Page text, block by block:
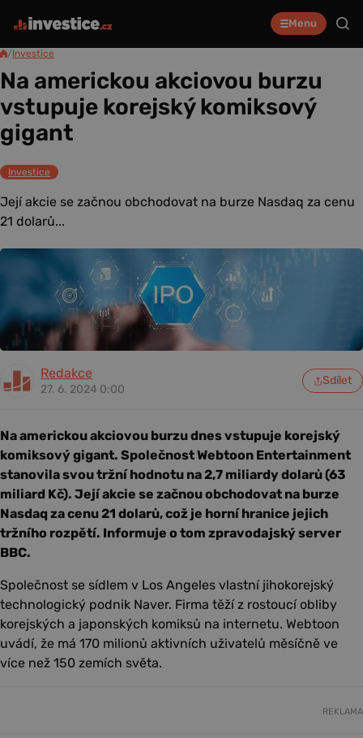
Menu
/Investice
Na americkou akciovou burzu
vstupuje korejský komiksový
gigant
Investice
Její akcie se začnou obchodovat na burze Nasdaq za cenu
21 dolarů...
Redakce
27. 6. 2024 0:00
Sdílet
Na americkou akciovou burzu dnes vstupuje korejský
komiksový gigant. Společnost Webtoon Entertainment
stanovila svou tržní hodnotu na 2,7 miliardy dolarů (63
miliard Kč). Její akcie se začnou obchodovat na burze
Nasdaq za cenu 21 dolarů, což je horní hranice jejich
tržního rozpětí. Informuje o tom zpravodajský server
BBC.
Společnost se sídlem v Los Angeles vlastní jihokorejský
technologický podnik Naver. Firma těží z rostoucí obliby
korejských a japonských komiksů na internetu. Webtoon
uvádí, že má 170 milionů aktivních uživatelů měsíčně ve
více než 150 zemích světa.
REKLAMA